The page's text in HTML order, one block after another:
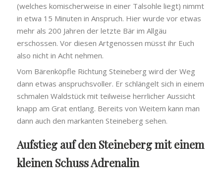
(welches komischerweise in einer Talsohle liegt) nimmt
in etwa 15 Minuten in Anspruch. Hier wurde vor etwas
mehr als 200 Jahren der letzte Bär im Allgäu
erschossen. Vor diesen Artgenossen müsst ihr Euch
also nicht in Acht nehmen.
Vom Bärenköpfle Richtung Steineberg wird der Weg
dann etwas anspruchsvoller. Er schlängelt sich in einem
schmalen Waldstück mit teilweise herrlicher Aussicht
knapp am Grat entlang. Bereits von Weitem kann man
dann auch den markanten Steineberg sehen.
Aufstieg auf den Steineberg mit einem
kleinen Schuss Adrenalin